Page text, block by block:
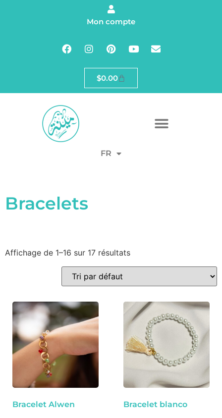
Mon compte
$0.00
FR
Bracelets
Affichage de 1–16 sur 17 résultats
Bracelet Alwen Bracelet blanco